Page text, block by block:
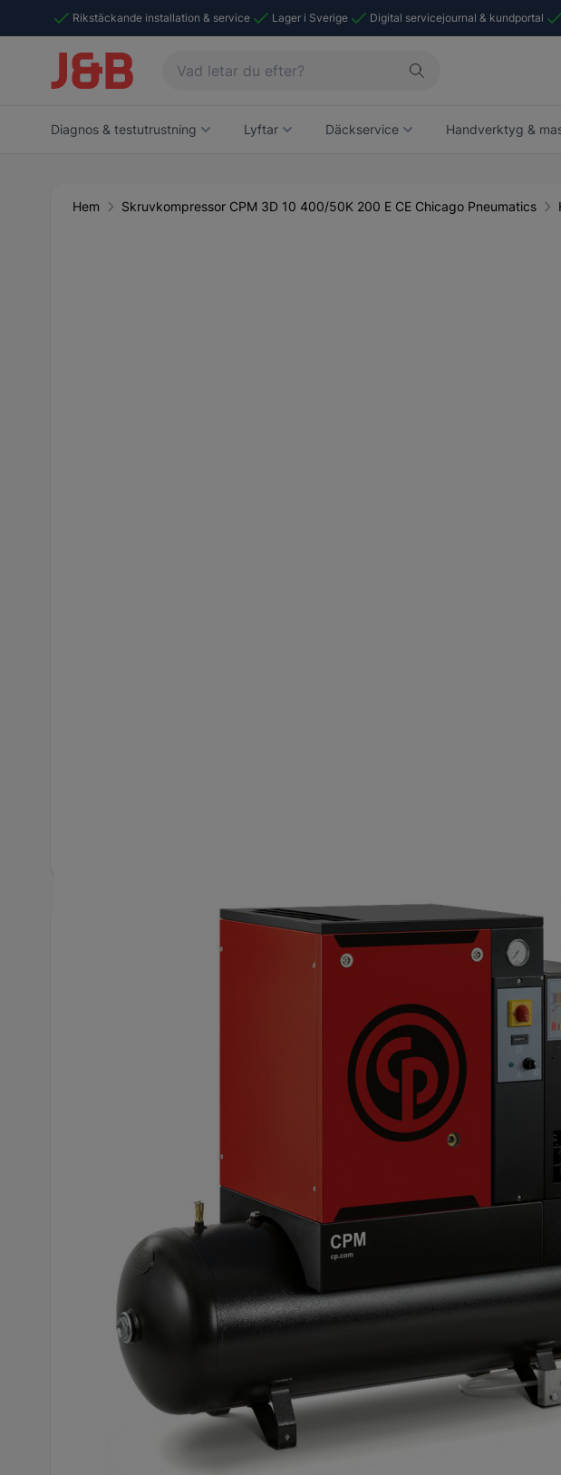
Rikstäckande installation & service Lager i Sverige Digital servicejournal & kundportal
Diagnos & testutrustning Lyftar Däckservice Handverktyg &
Hem Skruvkompressor CPM 3D 10 400/50K 200 E CE Chicago Pneumatics
Produktbeskrivning
är en
med elektropneumatiskt på/avslag, utrustad med 3 HK motor,
Kompressorn är konstruerad för kontinuerlig drift och sparar cirka 30%
med en kolvkompressor. Den låga ljudnivån gör det möjligt att installera
arbetslokalen, vilket minskar installationskostnader.
Den är lämplig för bil- och däckverkstäder med 1–3 arbetsplatser samt
industriella applikationer.
Funktion/egenskaper:
• Effekt 3 HK (2,2 kW)
• Anslutningsspänning 400 V / 50 Hz / 3-fas
• Tankstorlek 200 L
• Inställbart maxtryck 10 bar
• Kapacitet 294 l/min vid 9,5 bar (FAD)
• Ljudnivå 61 dB(A)
• Elektropneumatiskt på/avslag